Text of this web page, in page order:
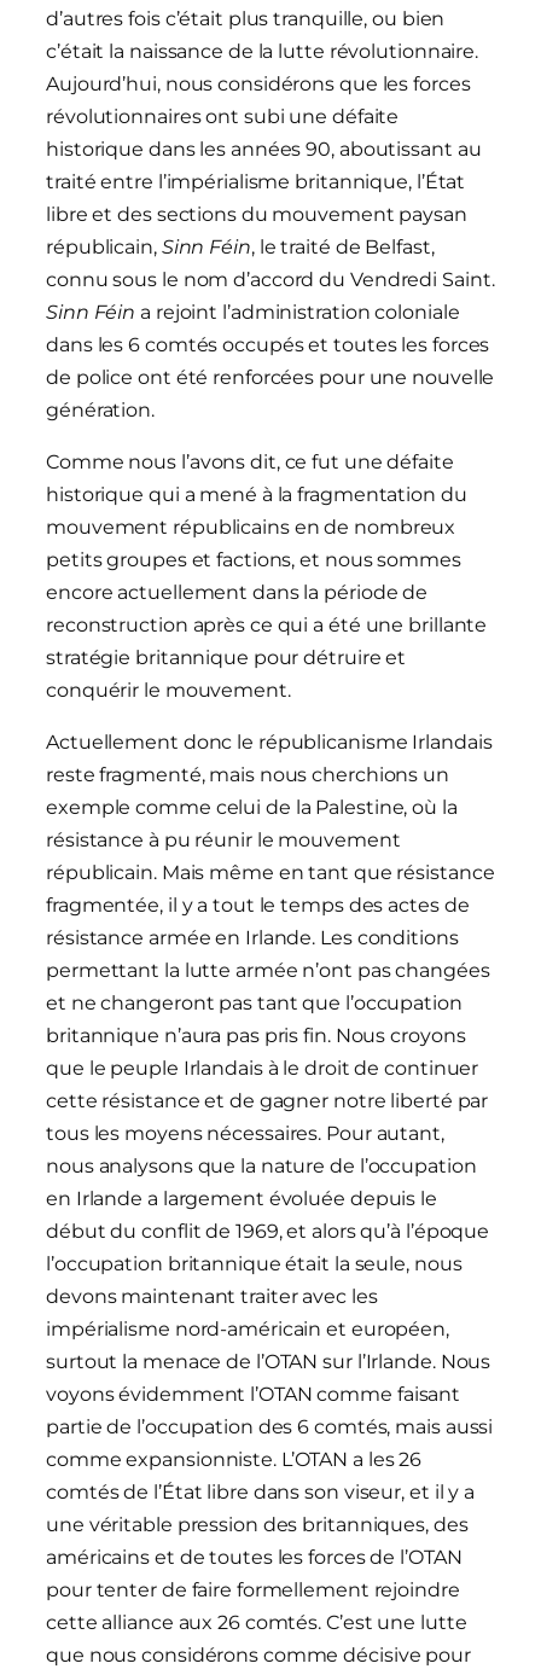
d’autres fois c’était plus tranquille, ou bien
c’était la naissance de la lutte révolutionnaire.
Aujourd’hui, nous considérons que les forces
révolutionnaires ont subi une défaite
historique dans les années 90, aboutissant au
traité entre l’impérialisme britannique, l’État
libre et des sections du mouvement paysan
républicain, Sinn Féin, le traité de Belfast,
connu sous le nom d’accord du Vendredi Saint.
Sinn Féin a rejoint l’administration coloniale
dans les 6 comtés occupés et toutes les forces
de police ont été renforcées pour une nouvelle
génération.
Comme nous l’avons dit, ce fut une défaite
historique qui a mené à la fragmentation du
mouvement républicains en de nombreux
petits groupes et factions, et nous sommes
encore actuellement dans la période de
reconstruction après ce qui a été une brillante
stratégie britannique pour détruire et
conquérir le mouvement.
Actuellement donc le républicanisme Irlandais
reste fragmenté, mais nous cherchions un
exemple comme celui de la Palestine, où la
résistance à pu réunir le mouvement
républicain. Mais même en tant que résistance
fragmentée, il y a tout le temps des actes de
résistance armée en Irlande. Les conditions
permettant la lutte armée n’ont pas changées
et ne changeront pas tant que l’occupation
britannique n’aura pas pris fin. Nous croyons
que le peuple Irlandais à le droit de continuer
cette résistance et de gagner notre liberté par
tous les moyens nécessaires. Pour autant,
nous analysons que la nature de l’occupation
en Irlande a largement évoluée depuis le
début du conflit de 1969, et alors qu’à l’époque
l’occupation britannique était la seule, nous
devons maintenant traiter avec les
impérialisme nord-américain et européen,
surtout la menace de l’OTAN sur l’Irlande. Nous
voyons évidemment l’OTAN comme faisant
partie de l’occupation des 6 comtés, mais aussi
comme expansionniste. L’OTAN a les 26
comtés de l’État libre dans son viseur, et il y a
une véritable pression des britanniques, des
américains et de toutes les forces de l’OTAN
pour tenter de faire formellement rejoindre
cette alliance aux 26 comtés. C’est une lutte
que nous considérons comme décisive pour